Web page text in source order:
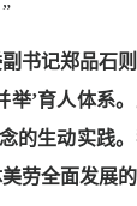
书记郑品石
举’育人体系
的生动实践
劳全面发展